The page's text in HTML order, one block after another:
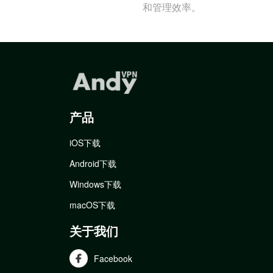
和管理效率。
产品
iOS下载
Android下载
Windows下载
macOS下载
关于我们
Facebook